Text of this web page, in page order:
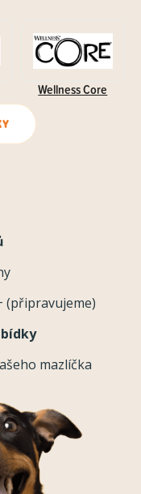
Wellness Core
(připravujeme)
mazlíčka